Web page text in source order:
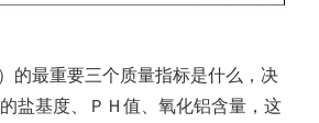
的最重要三个质量指标是什么，决
盐基度、ＰＨ值、氧化铝含量，这